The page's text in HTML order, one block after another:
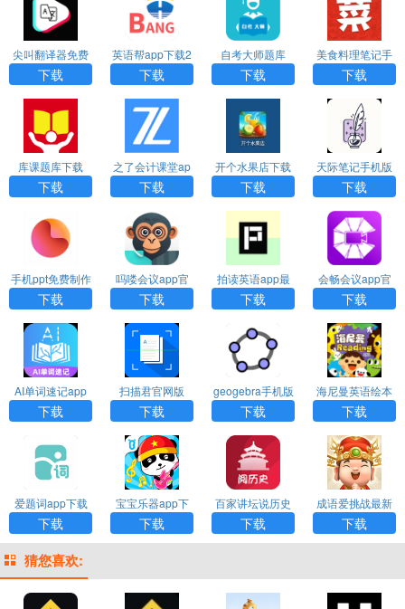
尖叫翻译器免费
版
下载
英语帮app下载2
025
下载
自考大师题库
下载
美食料理笔记手
机版下载
下载
库课题库下载
下载
之了会计课堂ap
p免费版
下载
开个水果店下载
正版
下载
天际笔记手机版
下载
手机ppt免费制作
软件下载安装
下载
吗喽会议app官
方版下载
下载
拍读英语app最
新版本
下载
会畅会议app官
方版下载安装
下载
AI单词速记app
下载
扫描君官网版
下载
geogebra手机版
下载
下载
海尼曼英语绘本
最新版下载
下载
爱题词app下载
下载
宝宝乐器app下
载
下载
百家讲坛说历史
手机版下载
下载
成语爱挑战最新
版下载
下载
猜您喜欢: